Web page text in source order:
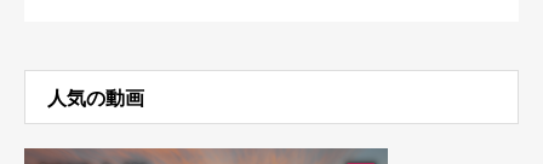
人気の動画